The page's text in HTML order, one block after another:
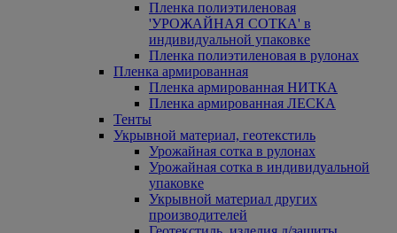
Пленка полиэтиленовая
'УРОЖАЙНАЯ СОТКА' в
индивидуальной упаковке
Пленка полиэтиленовая в рулонах
Пленка армированная
Пленка армированная НИТКА
Пленка армированная ЛЕСКА
Тенты
Укрывной материал, геотекстиль
Урожайная сотка в рулонах
Урожайная сотка в индивидуальной
упаковке
Укрывной материал других
производителей